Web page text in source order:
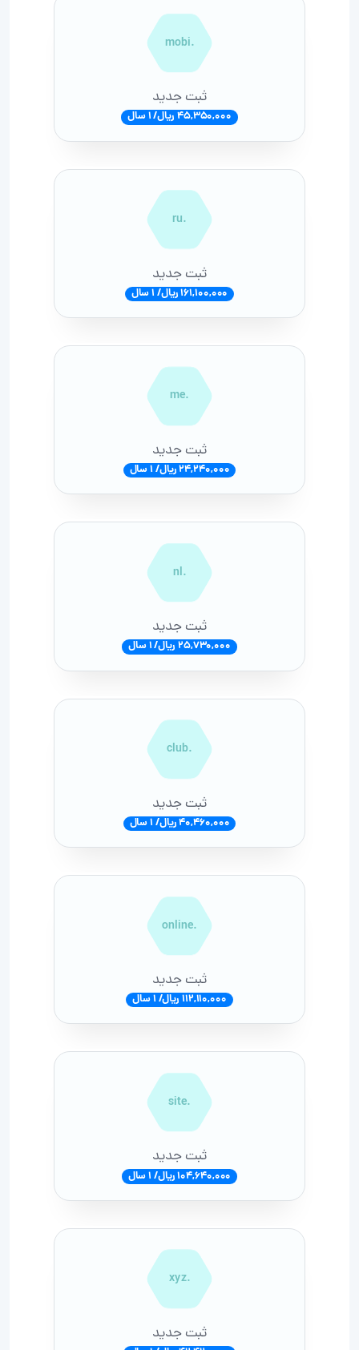
.mobi
ثبت جدید
45,350,000 ریال/ 1 سال
.ru
ثبت جدید
161,100,000 ریال/ 1 سال
.me
ثبت جدید
24,240,000 ریال/ 1 سال
.nl
ثبت جدید
25,730,000 ریال/ 1 سال
.club
ثبت جدید
40,460,000 ریال/ 1 سال
.online
ثبت جدید
112,110,000 ریال/ 1 سال
.site
ثبت جدید
104,640,000 ریال/ 1 سال
.xyz
ثبت جدید